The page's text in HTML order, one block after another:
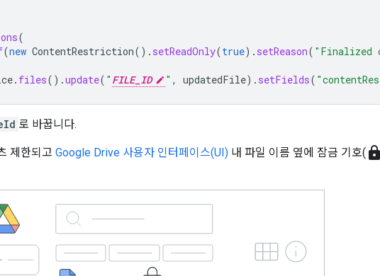
(
(new ContentRestriction(). setReadOnly(true). setReason( "Finalized
. files().update( " FILE_ID " , updatedFile). setFields(
로 바꿉니다.
제한되고 Google Drive 사용자 인터페이스(UI) 내 파일 이름 옆에 잠금 기호( lock